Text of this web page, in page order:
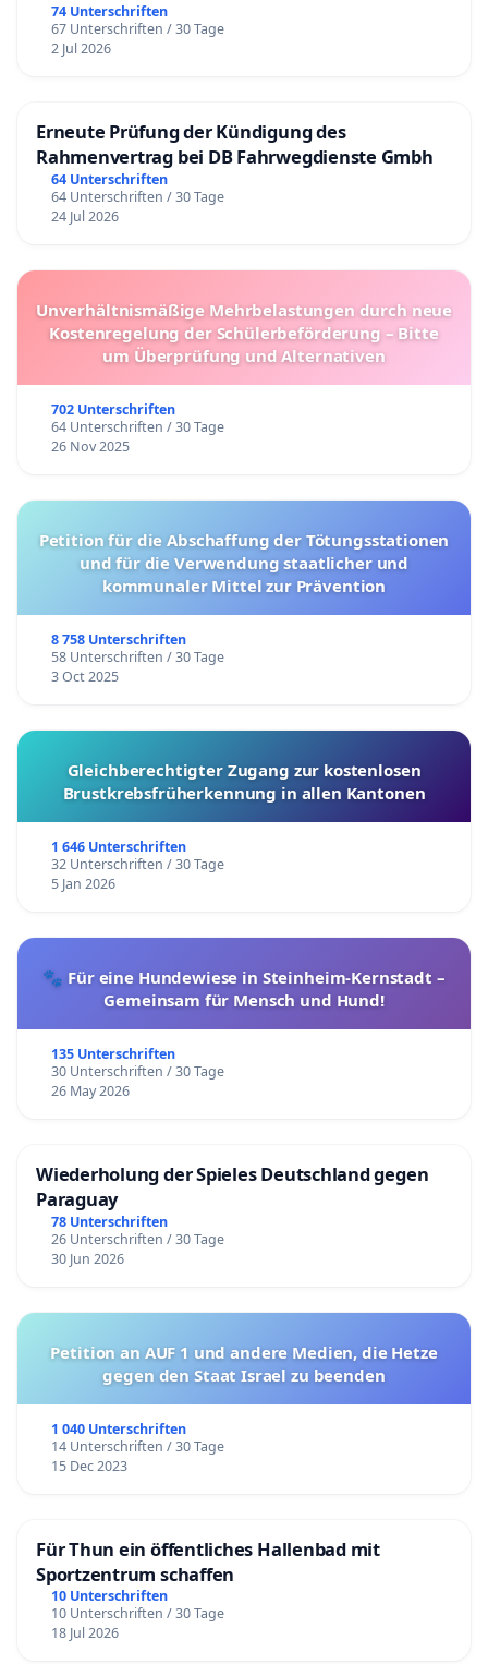
74 Unterschriften
67 Unterschriften / 30 Tage
2 Jul 2026
Erneute Prüfung der Kündigung des
Rahmenvertrag bei DB Fahrwegdienste Gmbh
64 Unterschriften
64 Unterschriften / 30 Tage
24 Jul 2026
Unverhältnismäßige Mehrbelastungen durch neue
Kostenregelung der Schülerbeförderung – Bitte
um Überprüfung und Alternativen
702 Unterschriften
64 Unterschriften / 30 Tage
26 Nov 2025
Petition für die Abschaffung der Tötungsstationen
und für die Verwendung staatlicher und
kommunaler Mittel zur Prävention
8 758 Unterschriften
58 Unterschriften / 30 Tage
3 Oct 2025
Gleichberechtigter Zugang zur kostenlosen
Brustkrebsfrüherkennung in allen Kantonen
1 646 Unterschriften
32 Unterschriften / 30 Tage
5 Jan 2026
🐾 Für eine Hundewiese in Steinheim-Kernstadt –
Gemeinsam für Mensch und Hund!
135 Unterschriften
30 Unterschriften / 30 Tage
26 May 2026
Wiederholung der Spieles Deutschland gegen
Paraguay
78 Unterschriften
26 Unterschriften / 30 Tage
30 Jun 2026
Petition an AUF 1 und andere Medien, die Hetze
gegen den Staat Israel zu beenden
1 040 Unterschriften
14 Unterschriften / 30 Tage
15 Dec 2023
Für Thun ein öffentliches Hallenbad mit
Sportzentrum schaffen
10 Unterschriften
10 Unterschriften / 30 Tage
18 Jul 2026